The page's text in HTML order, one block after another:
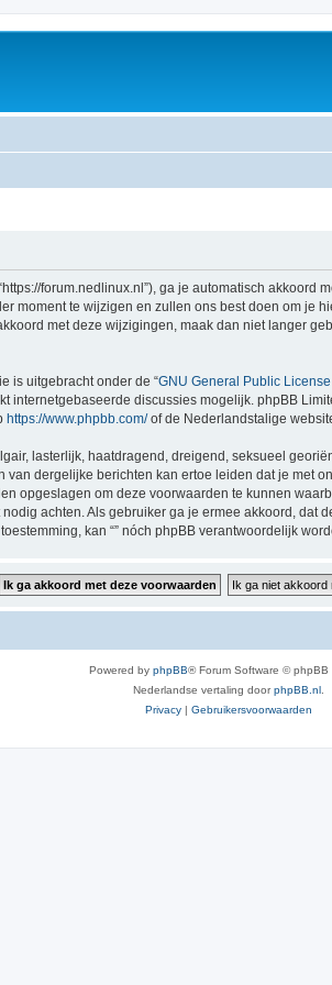
“https://forum.nedlinux.nl”), ga je automatisch
moment te wijzigen en zullen ons best doen om je
met deze wijzigingen, maak dan niet langer
is uitgebracht onder de “GNU General Public License
internetgebaseerde discussies mogelijk. phpBB
https://www.phpbb.com/of de Nederlandstalige
lasterlijk, haatdragend, dreigend, seksueel
dergelijke berichten kan ertoe leiden dat je met
opgeslagen om deze voorwaarden te kunnen
achten. Als gebruiker ga je ermee akkoord,
kan “” nóch phpBB verantwoordelijk
Powered by phpBB® Forum Software © phpBB
Nederlandse vertaling doorphpBB.nl
Privacy | Gebruikersvoorwaarden